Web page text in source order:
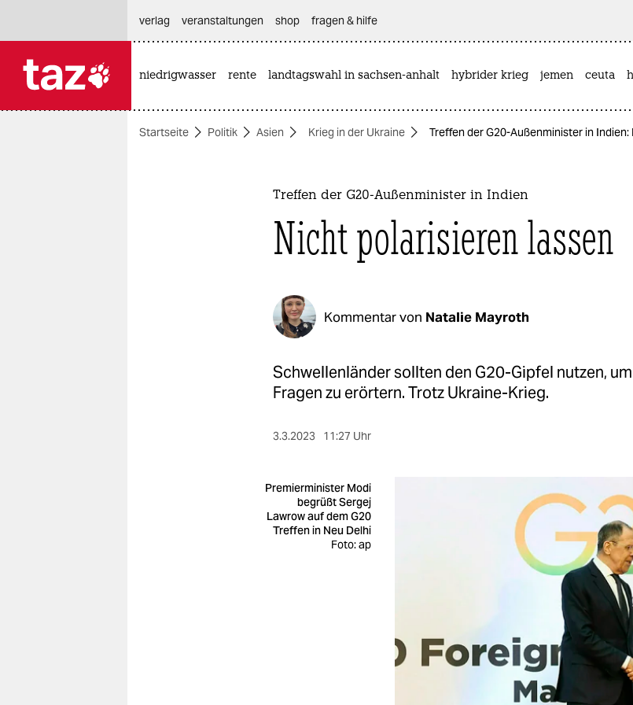
themen
verlag
veranstaltungen shop fragen & hilfe
niedrigwasser rente landtagswahl in sachsen-anhalt hybrider krieg jemen ceuta
Startseite Politik Asien Krieg in der Ukraine Treffen der G20-Außenminister in
Treffen der G20-Außenminister in Indien
Nicht polarisieren lassen
Kommentar von Natalie Mayroth
Schwellenländer sollten den G20-Gipfel nutzen,
Fragen zu erörtern. Trotz Ukraine-Krieg.
3.3.2023 11:27 Uhr
Premierminister Modi
begrüßt Sergej
Lawrow auf dem G20
Treffen in Neu Delhi
Foto: ap